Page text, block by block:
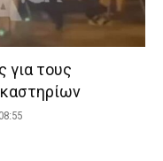
για τους